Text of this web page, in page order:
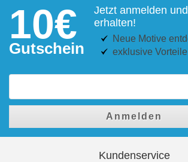
10€
Gutschein
Jetzt anmelden
erhalten!
Neue Motive
exklusive Vorteile
Anmelden
Kundenservice